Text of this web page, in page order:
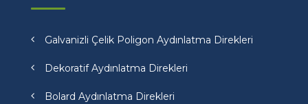
Galvanizli Çelik Poligon Aydınlatma Direkleri
Dekoratif Aydınlatma Direkleri
Bolard Aydınlatma Direkleri